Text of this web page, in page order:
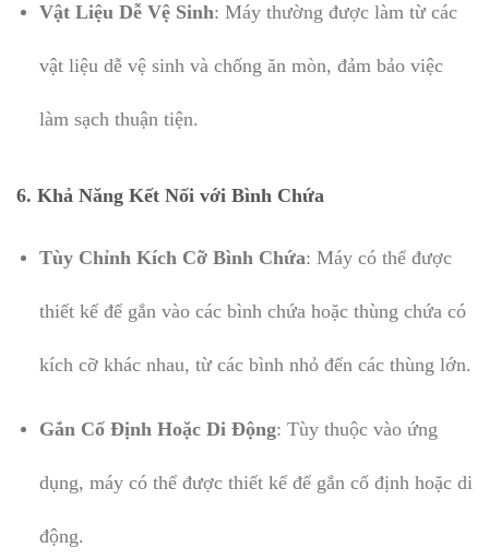
Vật Liệu Dễ Vệ Sinh: Máy thường được làm từ các
vật liệu dễ vệ sinh và chống ăn mòn, đảm bảo việc
làm sạch thuận tiện.
6. Khả Năng Kết Nối với Bình Chứa
Tùy Chỉnh Kích Cỡ Bình Chứa: Máy có thể được
thiết kế để gắn vào các bình chứa hoặc thùng chứa có
kích cỡ khác nhau, từ các bình nhỏ đến các thùng lớn.
Gắn Cố Định Hoặc Di Động: Tùy thuộc vào ứng
dụng, máy có thể được thiết kế để gắn cố định hoặc di
động.